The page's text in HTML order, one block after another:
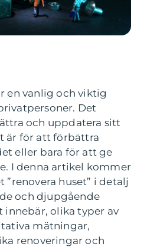
en vanlig och viktig
Det
och uppdatera sitt
är för att förbättra
eller bara för att ge
I denna artikel kommer
huset” i detalj
och djupgående
innebär, olika typer av
mätningar,
renoveringar och